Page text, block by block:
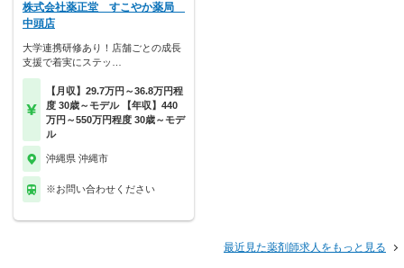
株式会社薬正堂 すこやか薬局
中頭店
大学連携研修あり！店舗ごとの成長
支援で着実にステッ…
【月収】29.7万円～36.8万円程
度 30歳～モデル 【年収】440
万円～550万円程度 30歳～モデ
ル
沖縄県 沖縄市
※お問い合わせください
最近見た薬剤師求人をもっと見る